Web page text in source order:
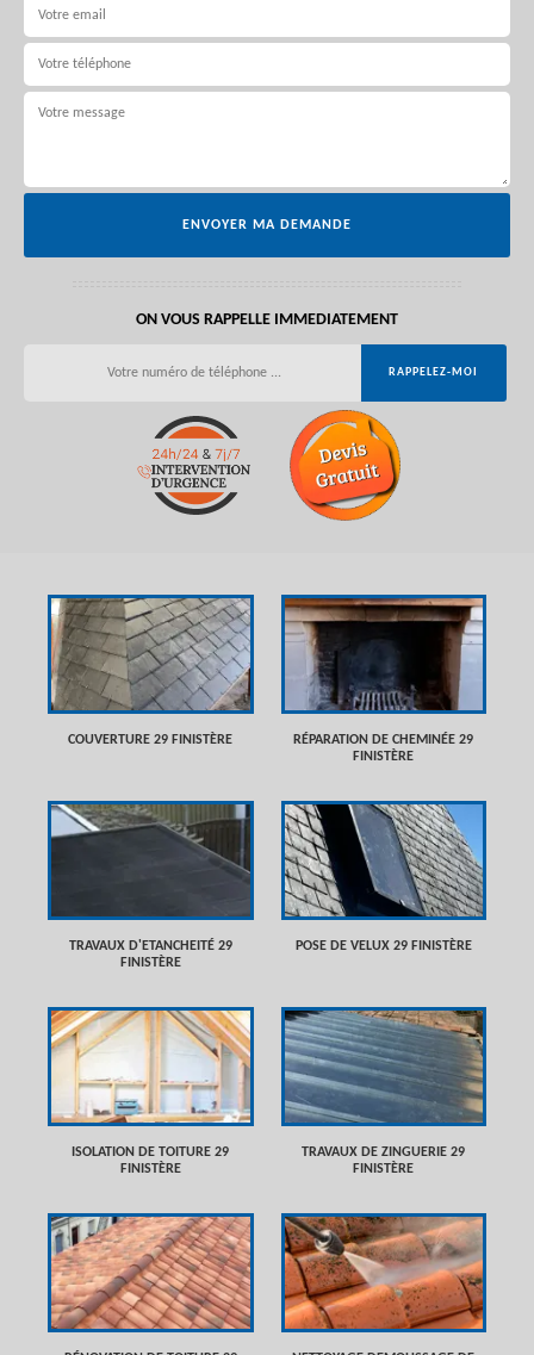
ON VOUS RAPPELLE IMMEDIATEMENT
COUVERTURE 29 FINISTÈRE
RÉPARATION DE CHEMINÉE 29
FINISTÈRE
TRAVAUX D'ETANCHEITÉ 29
FINISTÈRE
POSE DE VELUX 29 FINISTÈRE
ISOLATION DE TOITURE 29
FINISTÈRE
TRAVAUX DE ZINGUERIE 29
FINISTÈRE